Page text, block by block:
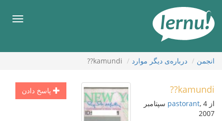
محتوا
انجمن درباره‌ی دیگر موارد kamundi??
پاسخ دادن kamundi??
از pastorant , 4 سپتامبر
2007